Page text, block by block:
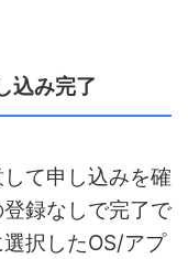
込み完了
て申し込みを確
録なしで完了で
択したOS/アプ